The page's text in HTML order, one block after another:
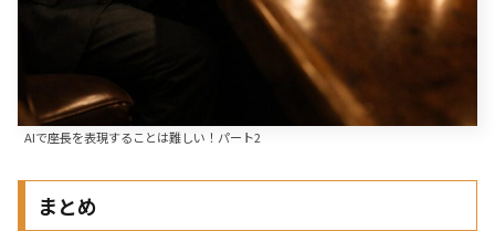
AIで座長を表現することは難しい！パート2
まとめ